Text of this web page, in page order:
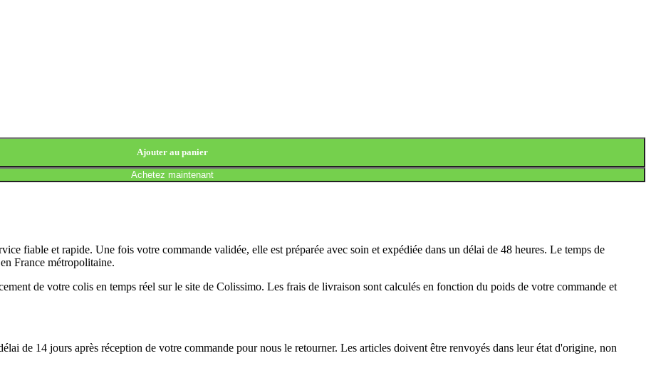
Ajouter au panier
Achetez maintenant
fiable et rapide. Une fois votre commande validée, elle est préparée avec soin et expédiée dans un délai de 48 heures. Le temps de
France métropolitaine.
de votre colis en temps réel sur le site de Colissimo. Les frais de livraison sont calculés en fonction du poids de votre commande et
de 14 jours après réception de votre commande pour nous le retourner. Les articles doivent être renvoyés dans leur état d'origine, non